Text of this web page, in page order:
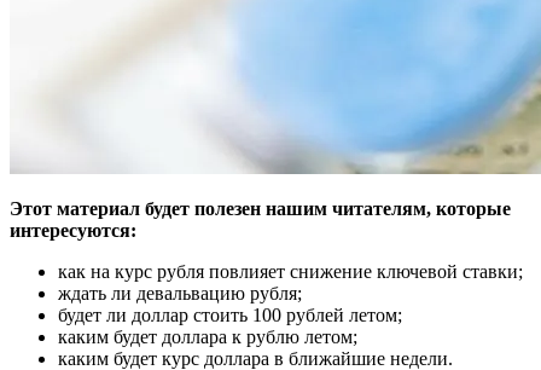
Этот материал будет полезен нашим читателям, которые
интересуются:
как на курс рубля повлияет снижение ключевой ставки;
ждать ли девальвацию рубля;
будет ли доллар стоить 100 рублей летом;
каким будет доллара к рублю летом;
каким будет курс доллара в ближайшие недели.